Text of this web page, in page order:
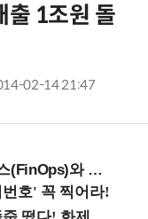
출 1조원 돌
02-14 21:47
넌스 (8/21 잠실역)